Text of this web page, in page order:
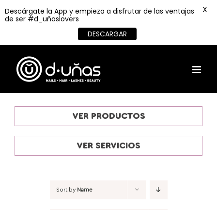
content
VER PRODUCTOS
VER SERVICIOS
Sort by Name
Descárgate la App y empieza a disfrutar de las ventajas
de ser #d_uñaslovers
DESCARGAR
X